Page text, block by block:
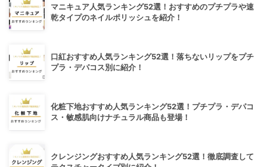
マニキュア人気ランキング52選！おすすめのプチプラや速
乾タイプのネイルポリッシュを紹介！
口紅おすすめ人気ランキング52選！落ちないリップをプチ
プラ・デパコス別に紹介！
化粧下地おすすめ人気ランキング52選！プチプラ・デパコ
ス・敏感肌向けナチュラル商品も登場！
クレンジングおすすめ人気ランキング52選！徹底調査して